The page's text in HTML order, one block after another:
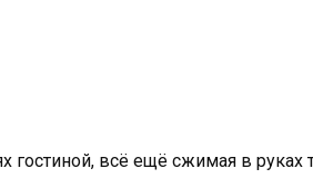
гостиной, всё ещё сжимая в руках